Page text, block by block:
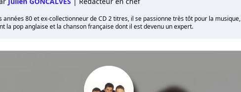
années 80 et ex-collectionneur de CD 2 titres, il se passionne très tôt pour la musique,
la pop anglaise et la chanson française dont il est devenu un expert.